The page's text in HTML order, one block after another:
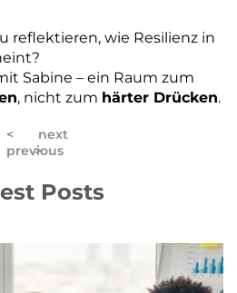
reflektieren, wie Resilienz in
Sabine – ein Raum zum
, nicht zum härter Drücken.
<
previous
next
>
Posts